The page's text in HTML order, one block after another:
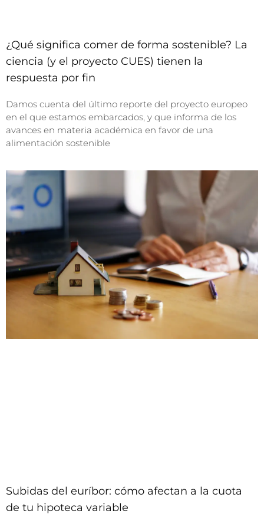
¿Qué significa comer de forma sostenible? La
ciencia (y el proyecto CUES) tienen la
respuesta por fin
Damos cuenta del último reporte del proyecto europeo
en el que estamos embarcados, y que informa de los
avances en materia académica en favor de una
alimentación sostenible
Subidas del euríbor: cómo afectan a la cuota
de tu hipoteca variable